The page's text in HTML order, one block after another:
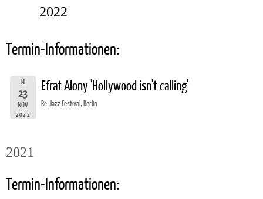
2022
Termin-Informationen:
MI
23
NOV
2022
Efrat Alony 'Hollywood isn't calling'
Re-Jazz Festival, Berlin
2021
Termin-Informationen: